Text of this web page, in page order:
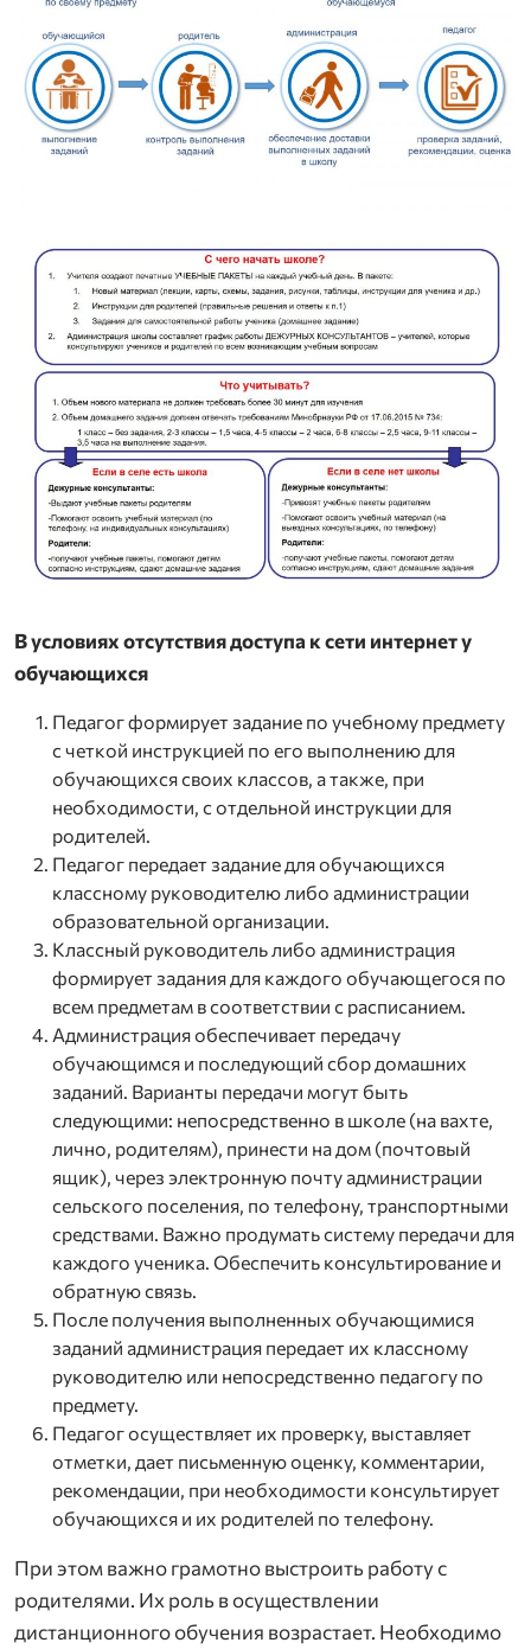
В условиях отсутствия доступа к сети интернет у
обучающихся
Педагог формирует задание по учебному предмету
с четкой инструкцией по его выполнению для
обучающихся своих классов, а также, при
необходимости, с отдельной инструкции для
родителей.
Педагог передает задание для обучающихся
классному руководителю либо администрации
образовательной организации.
Классный руководитель либо администрация
формирует задания для каждого обучающегося по
всем предметам в соответствии с расписанием.
Администрация обеспечивает передачу
обучающимся и последующий сбор домашних
заданий. Варианты передачи могут быть
следующими: непосредственно в школе (на вахте,
лично, родителям), принести на дом (почтовый
ящик), через электронную почту администрации
сельского поселения, по телефону, транспортными
средствами. Важно продумать систему передачи для
каждого ученика. Обеспечить консультирование и
обратную связь.
После получения выполненных обучающимися
заданий администрация передает их классному
руководителю или непосредственно педагогу по
предмету.
Педагог осуществляет их проверку, выставляет
отметки, дает письменную оценку, комментарии,
рекомендации, при необходимости консультирует
обучающихся и их родителей по телефону.
При этом важно грамотно выстроить работу с
родителями. Их роль в осуществлении
дистанционного обучения возрастает. Необходимо